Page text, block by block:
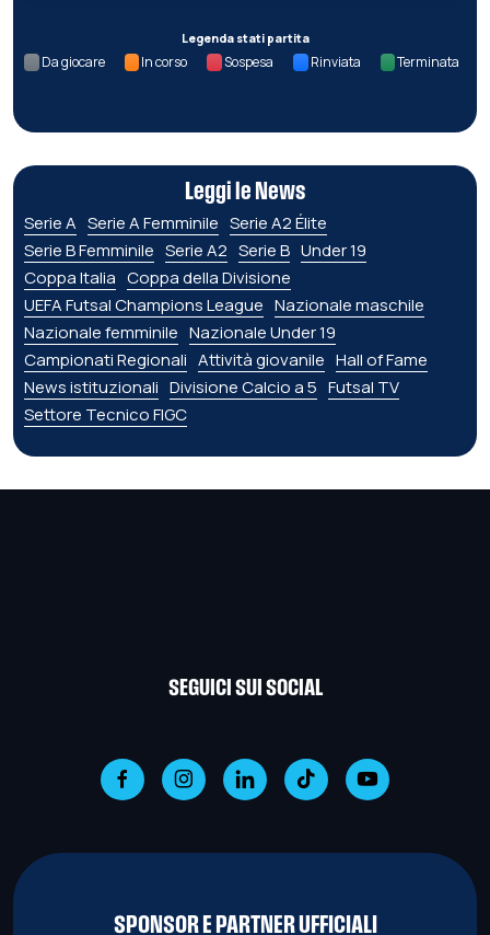
Legenda stati partita
Da giocare In corso Sospesa Rinviata Terminata
Leggi le News
Serie A Serie A Femminile Serie A2 Élite
Serie B Femminile Serie A2 Serie B Under 19
Coppa Italia Coppa della Divisione
UEFA Futsal Champions League Nazionale maschile
Nazionale femminile Nazionale Under 19
Campionati Regionali Attività giovanile Hall of Fame
News istituzionali Divisione Calcio a 5 Futsal TV
Settore Tecnico FIGC
SEGUICI SUI SOCIAL
SPONSOR E PARTNER UFFICIALI